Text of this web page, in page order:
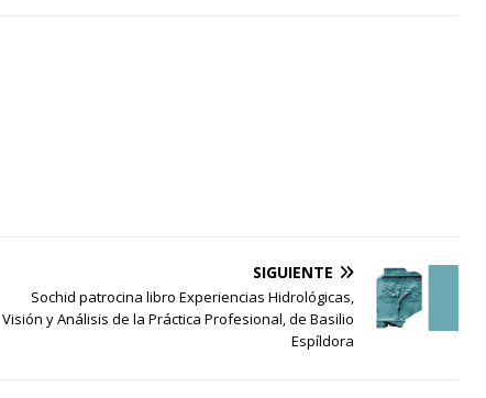
SIGUIENTE
Sochid patrocina libro Experiencias Hidrológicas,
Visión y Análisis de la Práctica Profesional, de Basilio
Espíldora